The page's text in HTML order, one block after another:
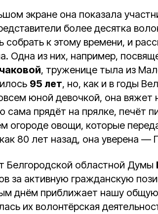
экране она показала
более десятка
собрать к этому времени, и
Одна из них, например,
, труженице тыла из
95 лет, но, как и в годы
юной девочкой, она вяжет
сама прядёт на прялке, печёт
огороде овощи, которые
80 лет назад, она уверена —
Белгородской областной Думы
за активную гражданскую
днём приближает нашу общую
их волонтёрская